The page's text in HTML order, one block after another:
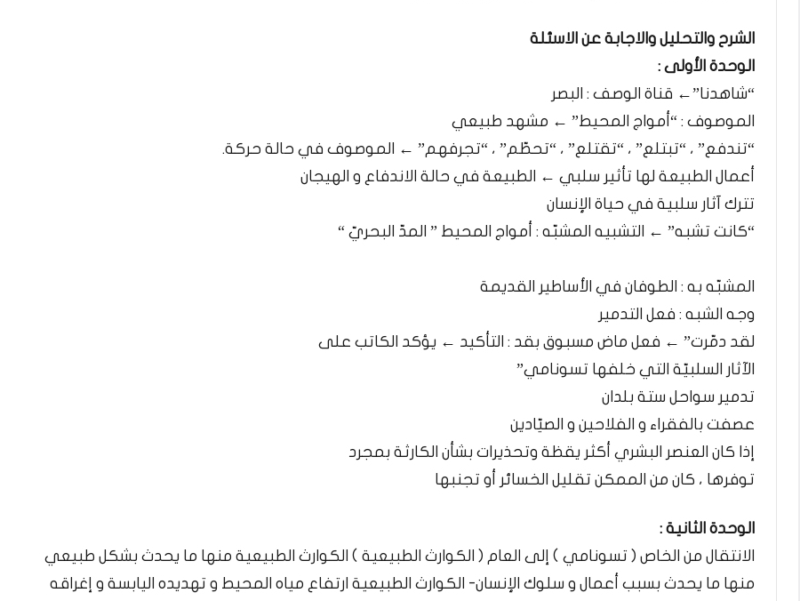
الشرح والتحليل والاجابة عن الاسئلة
الوحدة الأولى :​
“شاهدنا”← قناة الوصف : البصر​
الموصوف : “أمواج المحيط” ← مشهد طبيعي​
“تندفع” ، “تبتلع” ، “تقتلع” ، “تحطّم” ، “تجرفهم” ← الموصوف في حالة حركة.​
أعمال الطبيعة لها تأثير سلبي ← الطبيعة في حالة الاندفاع و الهيجان
تترك آثار سلبية في حياة الإنسان​
“كانت تشبه” ← التشبيه المشبّه : أمواج المحيط ” المدّ البحريّ “
المشبّه به : الطوفان في الأساطير القديمة​
وجه الشبه : فعل التدمير​
لقد دمّرت” ← فعل ماض مسبوق بقد : التأكيد ← يؤكد الكاتب على
الآثار السلبيّة التي خلفها تسونامي”​
تدمير سواحل ستة بلدان​
عصفت بالفقراء و الفلاحين و الصيّادين​
إذا كان العنصر البشري أكثر يقظة وتحذيرات بشأن الكارثة بمجرد
توفرها ، كان من الممكن تقليل الخسائر أو تجنبها
الوحدة الثانية :​
الانتقال من الخاص ( تسونامي ) إلى العام ( الكوارث الطبيعية )​ الكوارث الطبيعية منها ما يحدث بشكل طبيعي
منها ما يحدث بسبب أعمال و سلوك الإنسان- الكوارث الطبيعية ارتفاع مياه المحيط و تهديده اليابسة و إغراقه